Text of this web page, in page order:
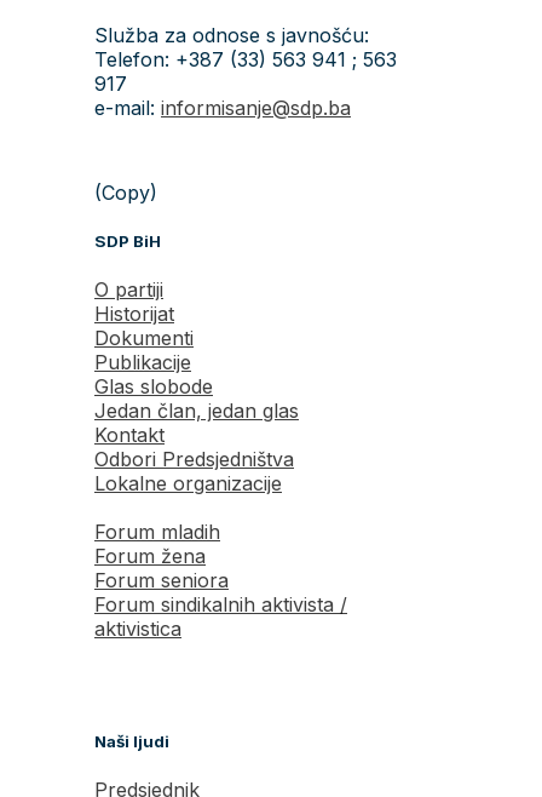
Služba za odnose s javnošću:
Telefon: +387 (33) 563 941 ; 563
917
e-mail: informisanje@sdp.ba
(Copy)
SDP BiH
O partiji
Historijat
Dokumenti
Publikacije
Glas slobode
Jedan član, jedan glas
Kontakt
Odbori Predsjedništva
Lokalne organizacije
Forum mladih
Forum žena
Forum seniora
Forum sindikalnih aktivista /
aktivistica
Naši ljudi
Predsjednik